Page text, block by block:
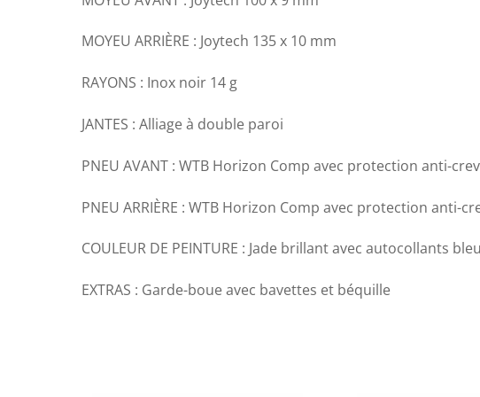
MOYEU ARRIÈRE : Joytech 135 x 10 mm
RAYONS : Inox noir 14 g
JANTES : Alliage à double paroi
PNEU AVANT : WTB Horizon Comp avec protection anti-
PNEU ARRIÈRE : WTB Horizon Comp avec protection anti-
COULEUR DE PEINTURE : Jade brillant avec autocollants
EXTRAS : Garde-boue avec bavettes et béquille